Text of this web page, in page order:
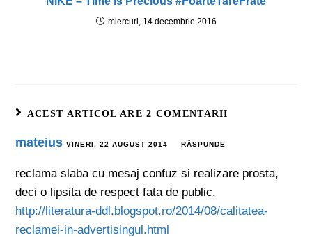
miercuri, 14 decembrie 2016
ACEST ARTICOL ARE 2 COMENTARII
mateius VINERI, 22 AUGUST 2014 RĂSPUNDE
reclama slaba cu mesaj confuz si realizare prosta,
deci o lipsita de respect fata de public.
http://literatura-ddl.blogspot.ro/2014/08/calitatea-
reclamei-in-advertisingul.html